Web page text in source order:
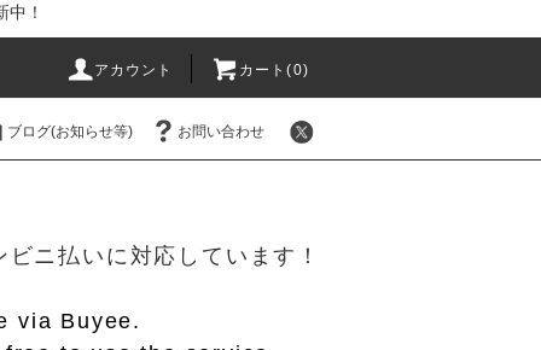
！
アカウント カート(0)
ブログ(お知らせ等) お問い合わせ
ニ払いに対応しています！
via Buyee.